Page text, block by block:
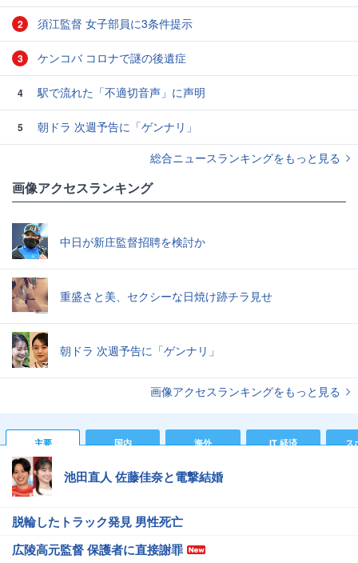
2 須江監督 女子部員に3条件提示
3 ケンコバ コロナで謎の後遺症
4 駅で流れた「不適切音声」に声明
5
朝ドラ 次週予告に「ゲンナリ」
総合ニュースランキングをもっと見る
画像アクセスランキング
中日が新庄監督招聘を検討か
重盛さと美、セクシーな日焼け跡チラ見せ
朝ドラ 次週予告に「ゲンナリ」
画像アクセスランキングをもっと見る
主要 国内 海外 IT 経済 ス
池田直人 佐藤佳奈と電撃結婚
脱輪したトラック発見 男性死亡
広陵高元監督 保護者に直接謝罪